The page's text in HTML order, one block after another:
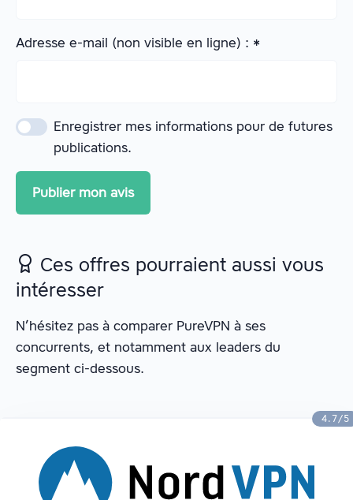
Adresse e-mail (non visible en ligne) : *
Enregistrer mes informations pour de futures
publications.
Ces offres pourraient aussi vous
intéresser
N’hésitez pas à comparer PureVPN à ses
concurrents, et notamment aux leaders du
segment ci-dessous.
4.7/5